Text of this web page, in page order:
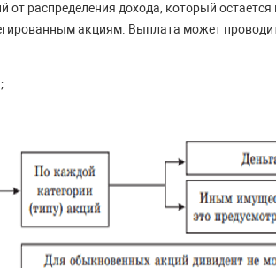
от распределения дохода, который
акциям. Выплата может